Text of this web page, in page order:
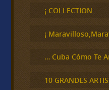
c
a
¡ COLLECTION
¡
… Cuba Cómo Te
10 GRANDES